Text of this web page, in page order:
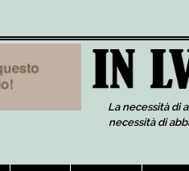
La necessità di
necessità di